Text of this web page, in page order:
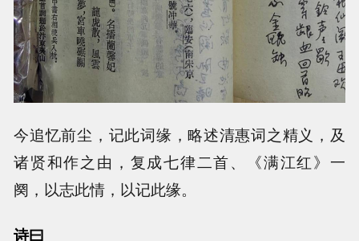
今追忆前尘，记此词缘，略述清惠词之精义，及
诸贤和作之由，复成七律二首、《满江红》一
阕，以志此情，以记此缘。
诗曰